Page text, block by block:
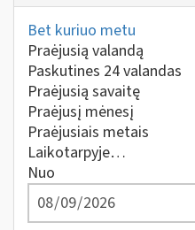
Bet kuriuo metu
Praėjusią valandą
Paskutines 24 valandas
Praėjusią savaitę
Praėjusį mėnesį
Praėjusiais metais
Laikotarpyje…
Nuo